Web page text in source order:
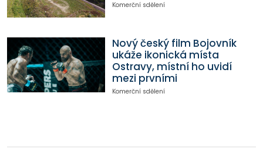
Komerční sdělení
Nový český film Bojovník
ukáže ikonická místa
Ostravy, místní ho uvidí
mezi prvními
Komerční sdělení